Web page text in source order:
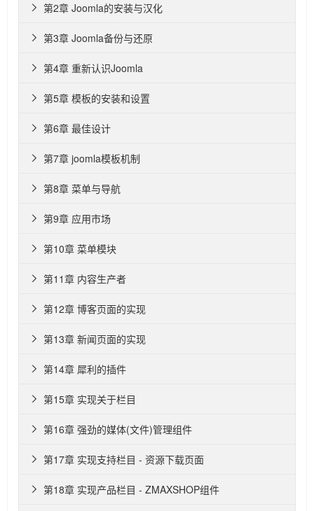
第2章 Joomla的安装与汉化

第3章 Joomla备份与还原

第4章 重新认识Joomla

第5章 模板的安装和设置

第6章 最佳设计

第7章 joomla模板机制

第8章 菜单与导航

第9章 应用市场

第10章 菜单模块

第11章 内容生产者

第12章 博客页面的实现

第13章 新闻页面的实现

第14章 犀利的插件

第15章 实现关于栏目

第16章 强劲的媒体(文件)管理组件

第17章 实现支持栏目 - 资源下载页面

第18章 实现产品栏目 - ZMAXSHOP组件
